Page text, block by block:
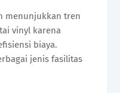
menunjukkan tren
vinyl karena
biaya.
jenis fasilitas